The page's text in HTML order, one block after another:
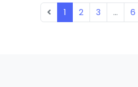
1 2 3 ... 6